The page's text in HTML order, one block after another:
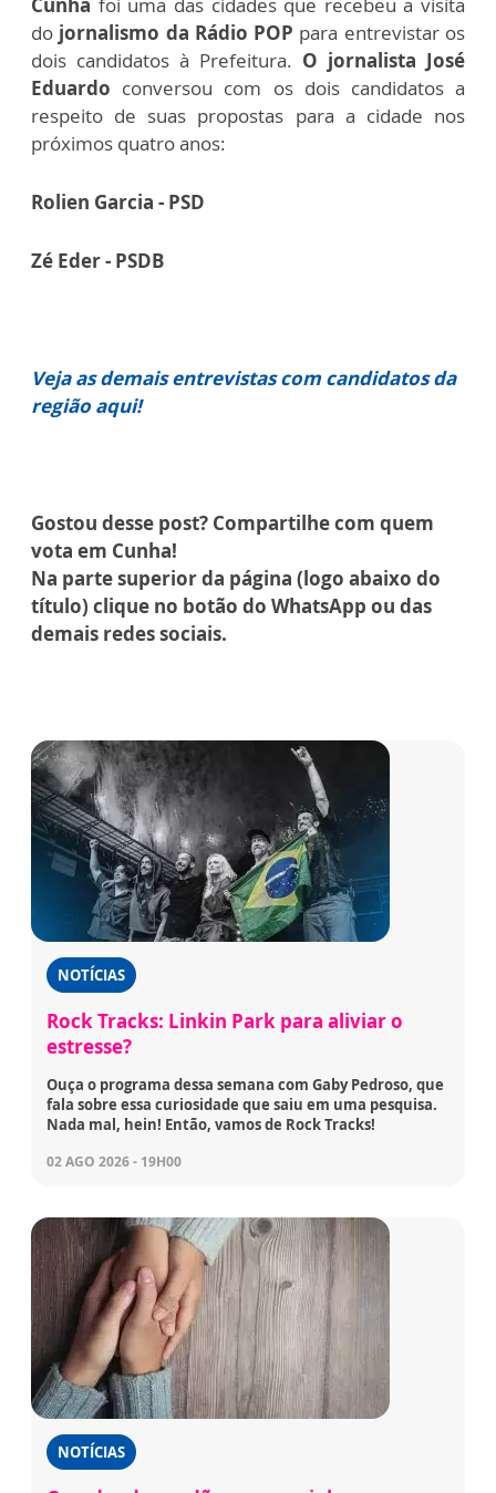
Cunha foi uma das cidades que recebeu a visita
do jornalismo da Rádio POP para entrevistar os
dois candidatos à Prefeitura. O jornalista José
Eduardo conversou com os dois candidatos a
respeito de suas propostas para a cidade nos
próximos quatro anos:
Rolien Garcia - PSD
Zé Eder - PSDB
Veja as demais entrevistas com candidatos da
região aqui!
Gostou desse post? Compartilhe com quem
vota em Cunha!
Na parte superior da página (logo abaixo do
título) clique no botão do WhatsApp ou das
demais redes sociais.
NOTÍCIAS
Rock Tracks: Linkin Park para aliviar o
estresse?
Ouça o programa dessa semana com Gaby Pedroso, que
fala sobre essa curiosidade que saiu em uma pesquisa.
Nada mal, hein! Então, vamos de Rock Tracks!
02 AGO 2026 - 19H00
NOTÍCIAS